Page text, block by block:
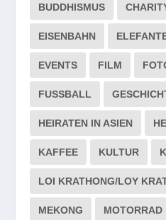
BUDDHISMUS
EISENBAHN
EVENTS FILM
FUSSBALL
HEIRATEN IN ASIEN
KAFFEE KULTUR
LOI KRATHONG/LOY
MEKONG MOTORRAD